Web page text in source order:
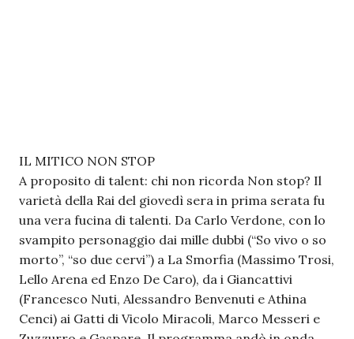
IL MITICO NON STOP
A proposito di talent: chi non ricorda Non stop? Il
varietà della Rai del giovedì sera in prima serata fu
una vera fucina di talenti. Da Carlo Verdone, con lo
svampito personaggio dai mille dubbi (“So vivo o so
morto”, “so due cervi”) a La Smorfia (Massimo Trosi,
Lello Arena ed Enzo De Caro), da i Giancattivi
(Francesco Nuti, Alessandro Benvenuti e Athina
Cenci) ai Gatti di Vicolo Miracoli, Marco Messeri e